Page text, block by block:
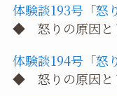
体験談193号「怒
◆ 怒りの原因と
体験談194号「怒
◆ 怒りの原因と